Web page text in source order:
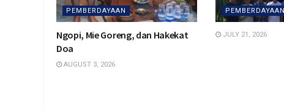
PEMBERDAYAAN
Ngopi, Mie Goreng, dan Hakekat
Doa
AUGUST 3, 2026
PEMBERDAYAAN
JULY 21, 2026